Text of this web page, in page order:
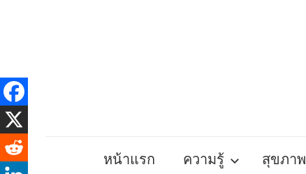
หน้าแรก ความรู้ สุขภาพ